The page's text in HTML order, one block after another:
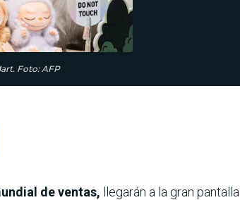
Foto: AFP
de ventas,
llegarán a la gran